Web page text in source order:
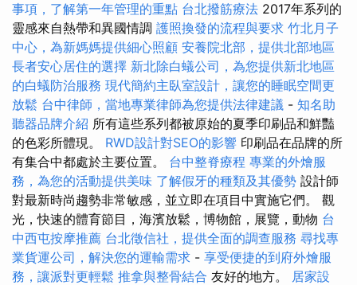
事項，了解第一年管理的重點 台北撥筋療法 2017年系列的
靈感來自熱帶和異國情調 護照換發的流程與要求 竹北月子
中心，為新媽媽提供細心照顧 安養院北部，提供北部地區
長者安心居住的選擇 新北除白蟻公司，為您提供新北地區
的白蟻防治服務 現代簡約主臥室設計，讓您的睡眠空間更
放鬆 台中律師，當地專業律師為您提供法律建議 - 知名助
聽器品牌介紹 所有這些系列都被原始的夏季印刷品和鮮豔
的色彩所體現。 RWD設計對SEO的影響 印刷品在品牌的所
有集合中都處於主要位置。 台中整脊療程 專業的外燴服
務，為您的活動提供美味 了解假牙的種類及其優勢 設計師
對最新時尚趨勢非常敏感，並立即在項目中實施它們。 觀
光，快速的體育節目，海濱放鬆，博物館，展覽，動物 台
中西屯按摩推薦 台北徵信社，提供全面的調查服務 尋找專
業貨運公司，解決您的運輸需求 - 享受便捷的到府外燴服
務，讓派對更輕鬆 推拿與整骨結合 友好的地方。 居家設